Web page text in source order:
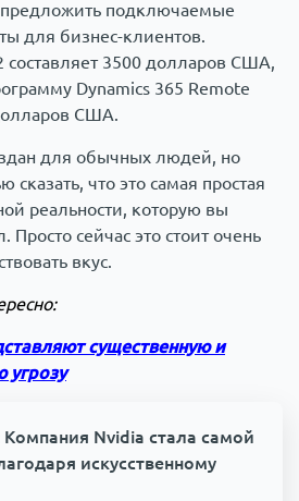
предложить подключаемые
для бизнес-клиентов.
составляет 3500 долларов США,
Dynamics 365 Remote
США.
для обычных людей, но
сказать, что это самая простая
реальности, которую вы
Просто сейчас это стоит очень
вкус.
существенную и
угрозу
Компания Nvidia стала самой
искусственному